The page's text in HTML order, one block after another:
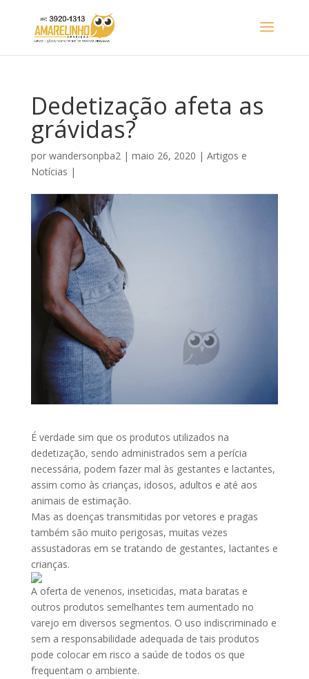
Dedetização afeta as
grávidas?
por wandersonpba2| maio 26, 2020 | Artigos e
Notícias |
É verdade sim que os produtos utilizados na
dedetização, sendo administrados sem a perícia
necessária, podem fazer mal às gestantes e lactantes,
assim como às crianças, idosos, adultos e até aos
animais de estimação.
Mas as doenças transmitidas por vetores e pragas
também são muito perigosas, muitas vezes
assustadoras em se tratando de gestantes, lactantes e
crianças.
A oferta de venenos, inseticidas, mata baratas e
outros produtos semelhantes tem aumentado no
varejo em diversos segmentos. O uso indiscriminado e
sem a responsabilidade adequada de tais produtos
pode colocar em risco a saúde de todos os que
frequentam o ambiente.